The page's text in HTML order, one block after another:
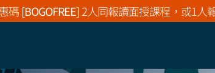
碼 [BOGOFREE]2人同報讀面授課程，或1人